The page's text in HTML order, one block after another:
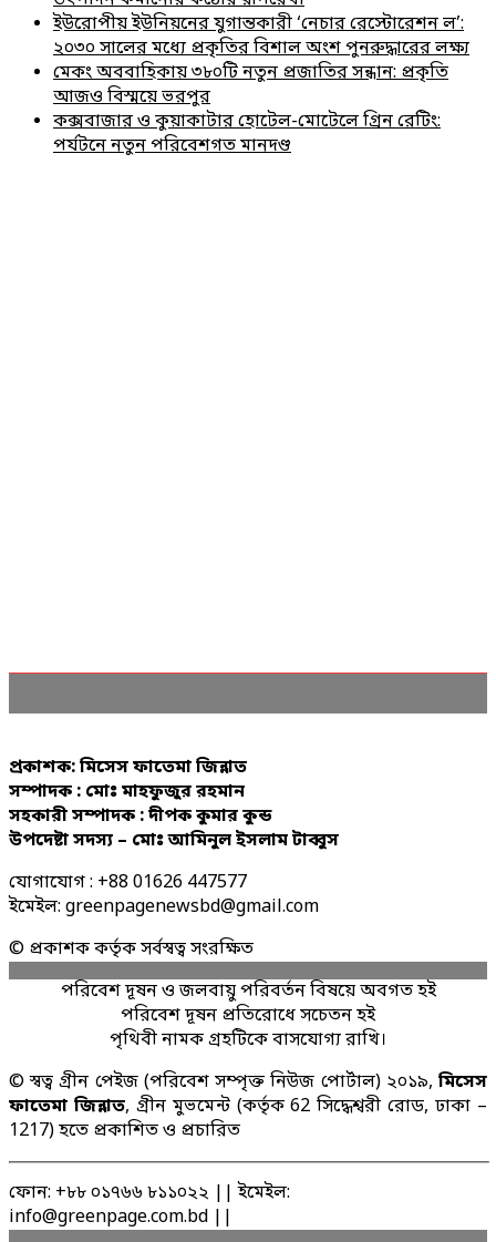
ইউরোপীয় ইউনিয়নের যুগান্তকারী ‘নেচার রেস্টোরেশন ল’:
২০৩০ সালের মধ্যে প্রকৃতির বিশাল অংশ পুনরুদ্ধারের লক্ষ্য
মেকং অববাহিকায় ৩৮০টি নতুন প্রজাতির সন্ধান: প্রকৃতি
আজও বিস্ময়ে ভরপুর
কক্সবাজার ও কুয়াকাটার হোটেল-মোটেলে গ্রিন রেটিং:
পর্যটনে নতুন পরিবেশগত মানদণ্ড
প্রকাশক: মিসেস ফাতেমা জিন্নাত
সম্পাদক : মোঃ মাহফুজুর রহমান
সহকারী সম্পাদক : দীপক কুমার কুন্ড
উপদেষ্টা সদস্য – মোঃ আমিনুল ইসলাম টাব্বুস
যোগাযোগ : +88 01626 447577
ইমেইল: greenpagenewsbd@gmail.com
© প্রকাশক কর্তৃক সর্বস্বত্ব সংরক্ষিত
পরিবেশ দূষন ও জলবায়ু পরিবর্তন বিষয়ে অবগত হই
পরিবেশ দূষন প্রতিরোধে সচেতন হই
পৃথিবী নামক গ্রহটিকে বাসযোগ্য রাখি।
© স্বত্ব গ্রীন পেইজ (পরিবেশ সম্পৃক্ত নিউজ পোর্টাল) ২০১৯, মিসেস
ফাতেমা জিন্নাত, গ্রীন মুভমেন্ট (কর্তৃক 62 সিদ্ধেশ্বরী রোড, ঢাকা –
1217) হতে প্রকাশিত ও প্রচারিত
ফোন: +৮৮ ০১৭৬৬ ৮১১০২২ || ইমেইল:
info@greenpage.com.bd ||